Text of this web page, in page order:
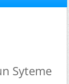
Syteme